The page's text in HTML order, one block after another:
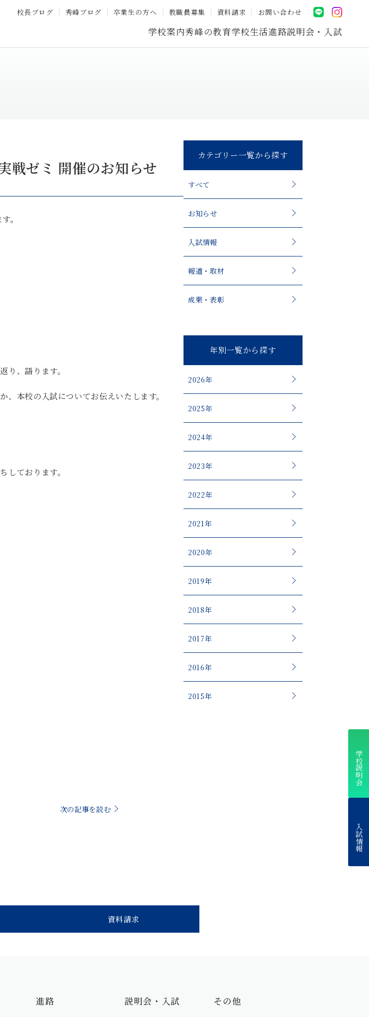
校長ブログ 秀峰ブログ 卒業生の方へ 教職員募集 資料請求 お問い合わせ
学校案内秀峰の教育学校生活進路説明会・入試
学校説明会
入試情報
戦ゼミ 開催のお知らせ
。
り、語ります。
本校の入試についてお伝えいたします。
しております。
次の記事を読む
カテゴリー一覧から探す
すべて
お知らせ
入試情報
報道・取材
成果・表彰
年別一覧から探す
2026年
2025年
2024年
2023年
2022年
2021年
2020年
2019年
2018年
2017年
2016年
2015年
資料請求
進路 説明会・入試 その他